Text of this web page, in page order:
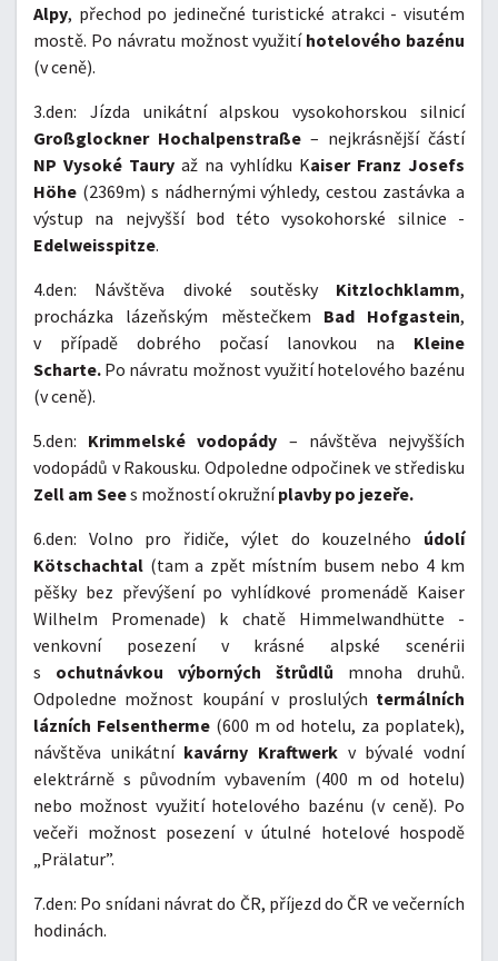
Alpy, přechod po jedinečné turistické atrakci - visutém
mostě. Po návratu možnost využití hotelového bazénu
(v ceně).
3.den: Jízda unikátní alpskou vysokohorskou silnicí
Großglockner Hochalpenstraße – nejkrásnější částí
NP Vysoké Taury až na vyhlídku Kaiser Franz Josefs
Höhe (2369m) s nádhernými výhledy, cestou zastávka a
výstup na nejvyšší bod této vysokohorské silnice -
Edelweisspitze.
4.den: Návštěva divoké soutěsky Kitzlochklamm,
procházka lázeňským městečkem Bad Hofgastein,
v případě dobrého počasí lanovkou na Kleine
Scharte. Po návratu možnost využití hotelového bazénu
(v ceně).
5.den: Krimmelské vodopády – návštěva nejvyšších
vodopádů v Rakousku. Odpoledne odpočinek ve středisku
Zell am Sees možností okružníplavby po jezeře.
6.den: Volno pro řidiče, výlet do kouzelného údolí
Kötschachtal (tam a zpět místním busem nebo 4 km
pěšky bez převýšení po vyhlídkové promenádě Kaiser
Wilhelm Promenade) k chatě Himmelwandhütte -
venkovní posezení v krásné alpské scenérii
s ochutnávkou výborných štrůdlů mnoha druhů.
Odpoledne možnost koupání v proslulých termálních
lázních Felsentherme (600 m od hotelu, za poplatek),
návštěva unikátní kavárny Kraftwerk v bývalé vodní
elektrárně s původním vybavením (400 m od hotelu)
nebo možnost využití hotelového bazénu (v ceně). Po
večeři možnost posezení v útulné hotelové hospodě
„Prälatur”.
7.den: Po snídani návrat do ČR, příjezd do ČR ve večerních
hodinách.